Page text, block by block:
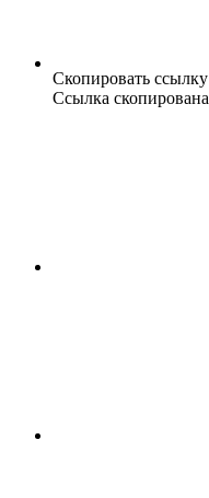
Скопировать ссылку
Ссылка скопирована